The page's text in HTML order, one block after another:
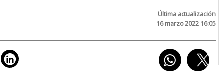
Última actualización
16 marzo 2022 16:05